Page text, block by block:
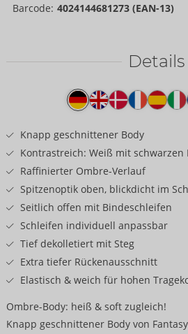
Barcode: 4024144681273 (EAN-13)
Details
Produkttext
Knapp geschnittener Body
Kontrastreich: Weiß mit schwarzen
Raffinierter Ombre-Verlauf
Spitzenoptik oben, blickdicht im
Seitlich offen mit Bindeschleifen
Schleifen individuell anpassbar
Tief dekolletiert mit Steg
Extra tiefer Rückenausschnitt
Elastisch & weich für hohen
Ombre-Body: heiß & soft zugleich!
Knapp geschnittener Body von